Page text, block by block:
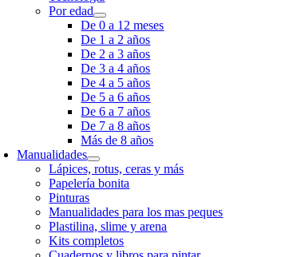
Por edad
De 0 a 12 meses
De 1 a 2 años
De 2 a 3 años
De 3 a 4 años
De 4 a 5 años
De 5 a 6 años
De 6 a 7 años
De 7 a 8 años
Más de 8 años
Manualidades
Lápices, rotus, ceras y más
Papelería bonita
Pinturas
Manualidades para los mas peques
Plastilina, slime y arena
Kits completos